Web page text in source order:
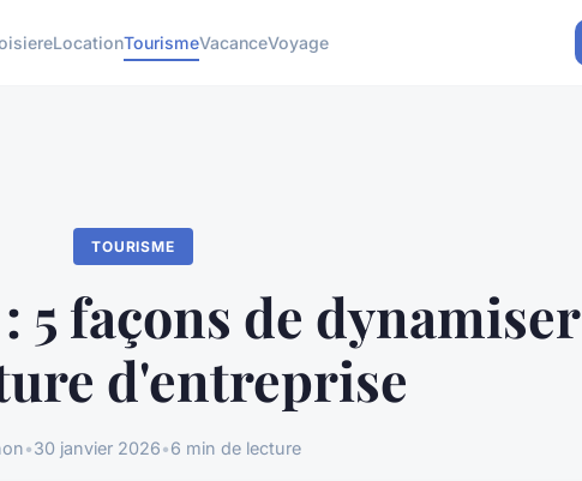
LocationTourismeVacanceVoyage
TOURISME
5 façons de dynamiser
d'entreprise
•30 janvier 2026•6 min de lecture